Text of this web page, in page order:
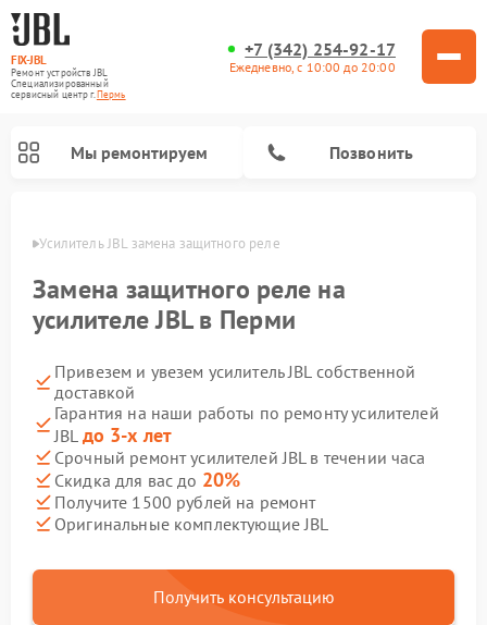
FIX-JBL
Ремонт устройств JBL
Специализированный
cервисный центр г.Пермь
+7 (342) 254-92-17
Ежедневно, с 10:00 до 20:00
Мы ремонтируем Позвонить
Усилитель JBL замена защитного реле
Замена защитного реле на
усилителе JBL в Перми
Привезем и увезем усилитель JBL собственной
доставкой
Гарантия на наши работы по ремонту усилителей
JBL до 3-х лет
Срочный ремонт усилителей JBL в течении часа
Скидка для вас до 20%
Получите 1500 рублей на ремонт
Оригинальные комплектующие JBL
Получить консультацию